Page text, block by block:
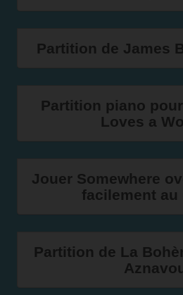
Partition de James
Partition piano
Loves a
Jouer Somewhere
facilement au
Partition de La